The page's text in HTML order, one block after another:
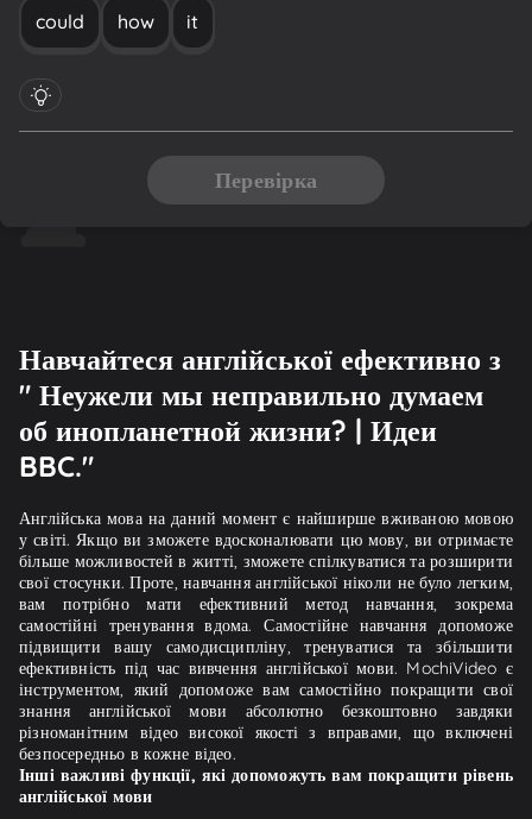
could how it
Перевірка
Навчайтеся англійської ефективно з
" Неужели мы неправильно думаем
об инопланетной жизни? | Идеи
BBC."
Англійська мова на даний момент є найширше вживаною мовою
у світі. Якщо ви зможете вдосконалювати цю мову, ви отримаєте
більше можливостей в житті, зможете спілкуватися та розширити
свої стосунки. Проте, навчання англійської ніколи не було легким,
вам потрібно мати ефективний метод навчання, зокрема
самостійні тренування вдома. Самостійне навчання допоможе
підвищити вашу самодисципліну, тренуватися та збільшити
ефективність під час вивчення англійської мови. MochiVideo є
інструментом, який допоможе вам самостійно покращити свої
знання англійської мови абсолютно безкоштовно завдяки
різноманітним відео високої якості з вправами, що включені
безпосередньо в кожне відео.
Інші важливі функції, які допоможуть вам покращити рівень
англійської мови